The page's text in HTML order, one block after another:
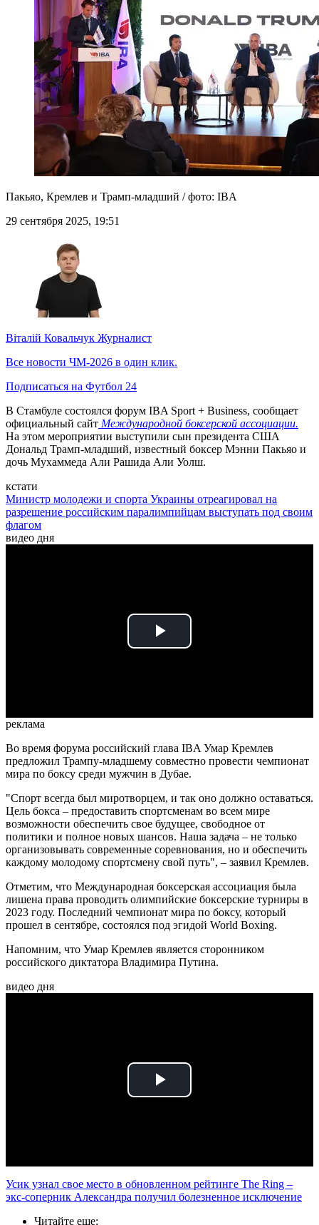
Пакьяо, Кремлев и Трамп-младший / фото: IBA
29 сентября 2025, 19:51
Віталій Ковальчук Журналист
Все новости ЧМ-2026 в один клик.
Подписаться на Футбол 24
В Стамбуле состоялся форум IBA Sport + Business, сообщает
официальный сайт Международной боксерской ассоциации.
На этом мероприятии выступили сын президента США
Дональд Трамп-младший, известный боксер Мэнни Пакьяо и
дочь Мухаммеда Али Рашида Али Уолш.
кстати
Министр молодежи и спорта Украины отреагировал на
разрешение российским паралимпийцам выступать под своим
флагом
видео дня
Play
реклама
Во время форума российский глава IBA Умар Кремлев
предложил Трампу-младшему совместно провести чемпионат
мира по боксу среди мужчин в Дубае.
"Спорт всегда был миротворцем, и так оно должно оставаться.
Цель бокса – предоставить спортсменам во всем мире
возможности обеспечить свое будущее, свободное от
политики и полное новых шансов. Наша задача – не только
организовывать современные соревнования, но и обеспечить
каждому молодому спортсмену свой путь", – заявил Кремлев.
Отметим, что Международная боксерская ассоциация была
лишена права проводить олимпийские боксерские турниры в
2023 году. Последний чемпионат мира по боксу, который
прошел в сентябре, состоялся под эгидой World Boxing.
Напомним, что Умар Кремлев является сторонником
российского диктатора Владимира Путина.
видео дня
Play
Усик узнал свое место в обновленном рейтинге The Ring –
экс-соперник Александра получил болезненное исключение
Читайте еще: